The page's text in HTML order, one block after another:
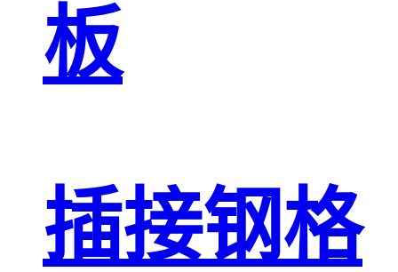
板
插接钢格